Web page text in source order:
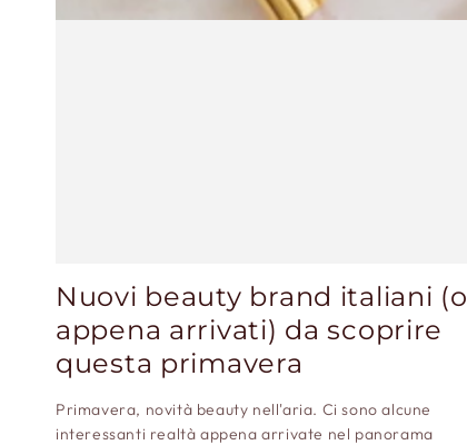
Nuovi beauty brand italiani (o
appena arrivati) da scoprire
questa primavera
Primavera, novità beauty nell'aria. Ci sono alcune
interessanti realtà appena arrivate nel panorama